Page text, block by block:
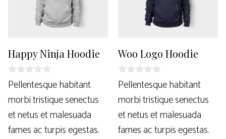
Happy Ninja Hoodie
0
s
u
r
5
Pellentesque habitant
morbi tristique senectus
et netus et malesuada
fames ac turpis egestas.
Woo Logo Hoodie
0
s
u
r
5
Pellentesque habitant
morbi tristique senectus
et netus et malesuada
fames ac turpis egestas.